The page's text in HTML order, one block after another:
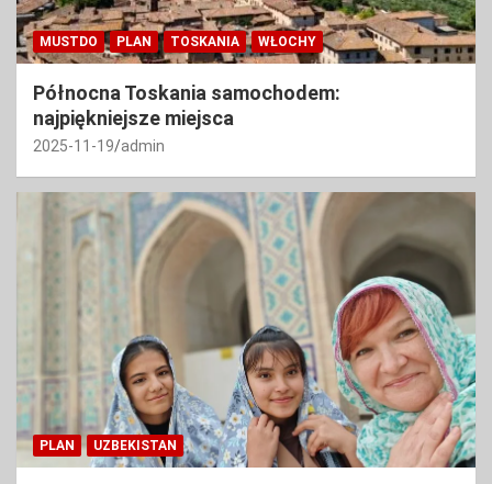
MUSTDO PLAN TOSKANIA WŁOCHY
Północna Toskania samochodem:
najpiękniejsze miejsca
2025-11-19 admin
PLAN UZBEKISTAN